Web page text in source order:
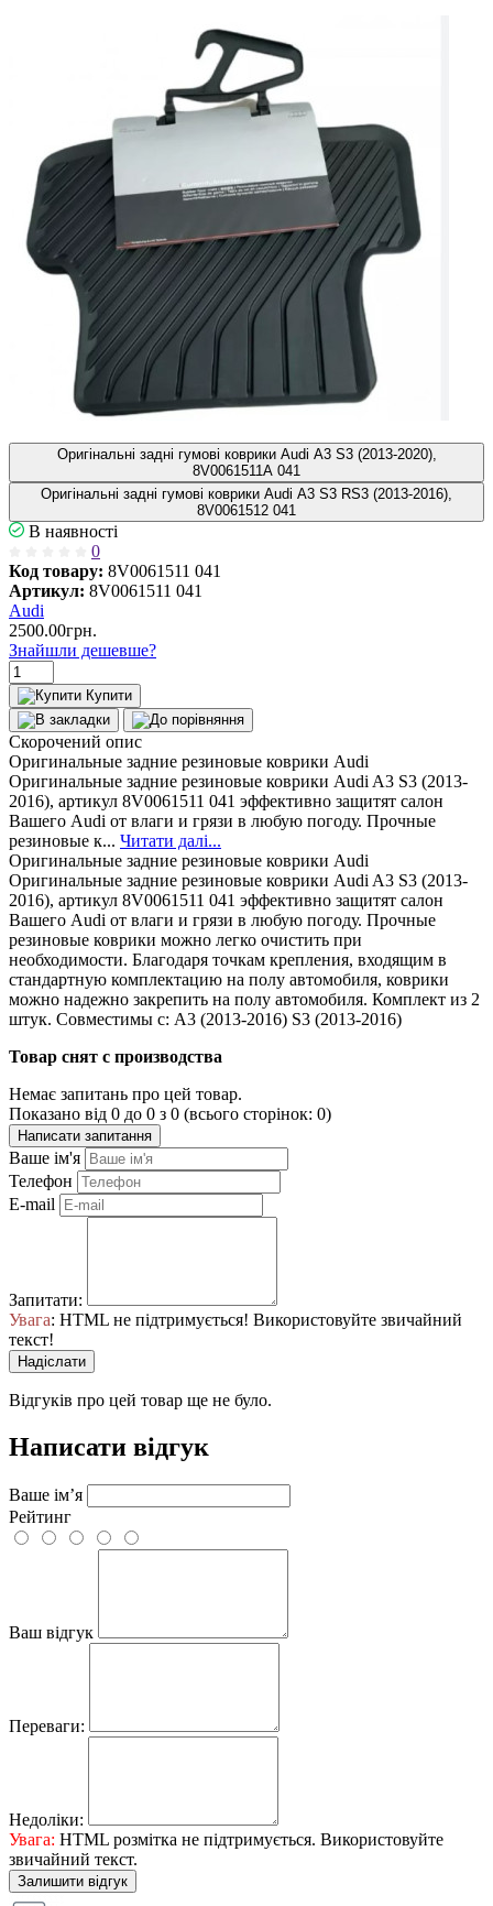
Оригінальні задні гумові коврики Audi A3 S3 (2013-2020),
8V0061511A 041
Оригінальні задні гумові коврики Audi A3 S3 RS3 (2013-2016),
8V0061512 041
В наявності
0
Код товару: 8V0061511 041
Артикул: 8V0061511 041
Audi
2500.00грн.
Знайшли дешевше?
Купити
Скорочений опис
Оригинальные задние резиновые коврики Audi
Оригинальные задние резиновые коврики Audi A3 S3 (2013-
2016), артикул 8V0061511 041 эффективно защитят салон
Вашего Audi от влаги и грязи в любую погоду. Прочные
резиновые к... Читати далі...
Оригинальные задние резиновые коврики Audi
Оригинальные задние резиновые коврики Audi A3 S3 (2013-
2016), артикул 8V0061511 041 эффективно защитят салон
Вашего Audi от влаги и грязи в любую погоду. Прочные
резиновые коврики можно легко очистить при
необходимости. Благодаря точкам крепления, входящим в
стандартную комплектацию на полу автомобиля, коврики
можно надежно закрепить на полу автомобиля. Комплект из 2
штук. Совместимы с: A3 (2013-2016) S3 (2013-2016)
Товар снят с производства
Немає запитань про цей товар.
Показано від 0 до 0 з 0 (всього сторінок: 0)
Написати запитання
Ваше ім'я
Телефон
E-mail
Запитати:
Увага: HTML не підтримується! Використовуйте звичайний
текст!
Надіслати
Відгуків про цей товар ще не було.
Написати відгук
Ваше ім’я
Рейтинг
Ваш відгук
Переваги:
Недоліки:
Увага: HTML розмітка не підтримується. Використовуйте
звичайний текст.
Залишити відгук